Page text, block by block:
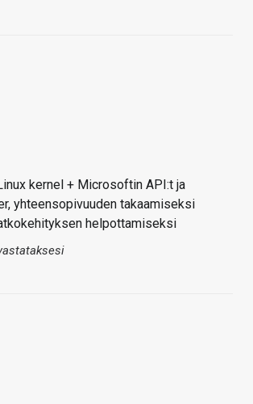
kernel + Microsoftin API:t ja
yhteensopivuuden takaamiseksi
helpottamiseksi